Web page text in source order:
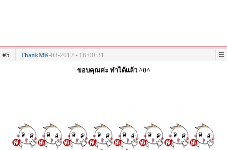
#5 ThankMo29-03-2012 - 18:00:31
ขอบคุณค่ะ ทำได้เเล้ว ^0^